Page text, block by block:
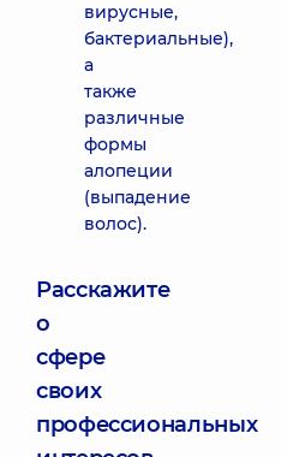
вирусные,
бактериальные),
а
также
различные
формы
алопеции
(выпадение
волос).
Расскажите
о
сфере
своих
профессиональных